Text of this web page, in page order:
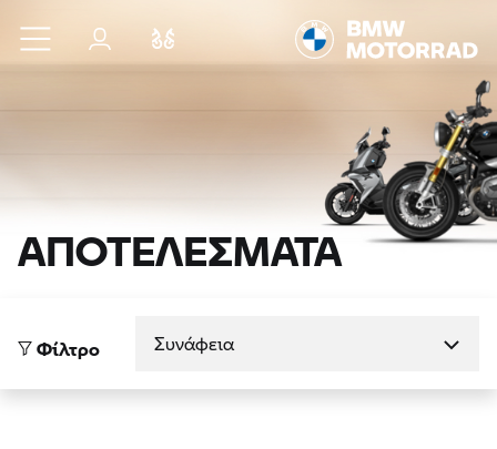
Μετάβαση στο κύριο περιεχόμενο
Σύνδεση
ΑΠΟΤΕΛΕΣΜΑΤΑ
Φίλτρο